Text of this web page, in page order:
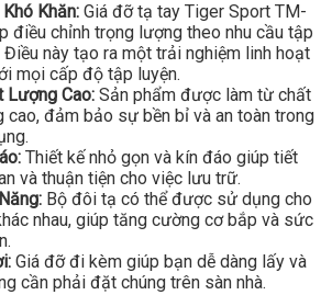
Khăn: Giá đỡ tạ tay Tiger Sport TM-
điều chỉnh trọng lượng theo nhu cầu tập
Điều này tạo ra một trải nghiệm linh hoạt
mọi cấp độ tập luyện.
Lượng Cao: Sản phẩm được làm từ chất
cao, đảm bảo sự bền bỉ và an toàn trong
Thiết kế nhỏ gọn và kín đáo giúp tiết
và thuận tiện cho việc lưu trữ.
Bộ đôi tạ có thể được sử dụng cho
nhau, giúp tăng cường cơ bắp và sức
Giá đỡ đi kèm giúp bạn dễ dàng lấy và
cần phải đặt chúng trên sàn nhà.